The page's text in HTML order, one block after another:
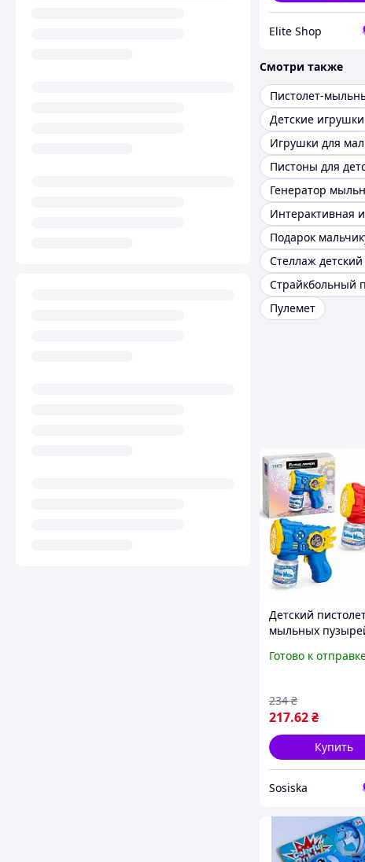
Elite Shop
Смотри также
Детские игрушки
Подарок
Пулемет
Детский
мыльных
(15×6,5×13,5) см
Готово к
217.62₴
234 ₴
Купить
Sosiska